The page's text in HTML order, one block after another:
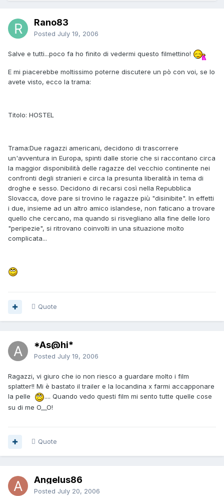
Rano83
Posted July 19, 2006
Salve e tutti...poco fa ho finito di vedermi questo filmettino!
E mi piacerebbe moltissimo poterne discutere un pò con voi, se lo
avete visto, ecco la trama:
Titolo: HOSTEL
Trama:Due ragazzi americani, decidono di trascorrere
un'avventura in Europa, spinti dalle storie che si raccontano circa
la maggior disponibilità delle ragazze del vecchio continente nei
confronti degli stranieri e circa la presunta liberalità in tema di
droghe e sesso. Decidono di recarsi così nella Repubblica
Slovacca, dove pare si trovino le ragazze più "disinibite". In effetti
i due, insieme ad un altro amico islandese, non faticano a trovare
quello che cercano, ma quando si risvegliano alla fine delle loro
"peripezie", si ritrovano coinvolti in una situazione molto
complicata...
Quote
*As@hi*
Posted July 19, 2006
Ragazzi, vi giuro che io non riesco a guardare molto i film
splatter!! Mi è bastato il trailer e la locandina x farmi accapponare
la pelle
.... Quando vedo questi film mi sento tutte quelle cose
su di me O__O!
Quote
Angelus86
Posted July 20, 2006